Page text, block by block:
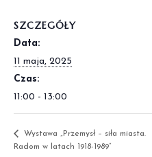
SZCZEGÓŁY
Data:
11 maja, 2025
Czas:
11:00 - 13:00
Wystawa „Przemysł – siła miasta.
Radom w latach 1918-1989”